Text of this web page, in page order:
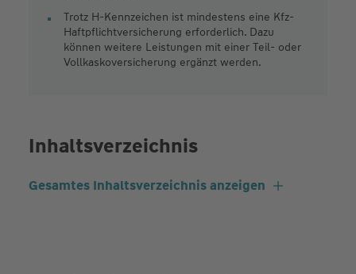
Trotz H-Kennzeichen ist mindestens eine Kfz-
Haftpflichtversicherung erforderlich. Dazu
können weitere Leistungen mit einer Teil- oder
Vollkaskoversicherung ergänzt werden.
Inhaltsverzeichnis
Gesamtes Inhaltsverzeichnis anzeigen